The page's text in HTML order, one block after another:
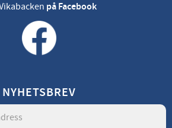
på Facebook
NYHETSBREV